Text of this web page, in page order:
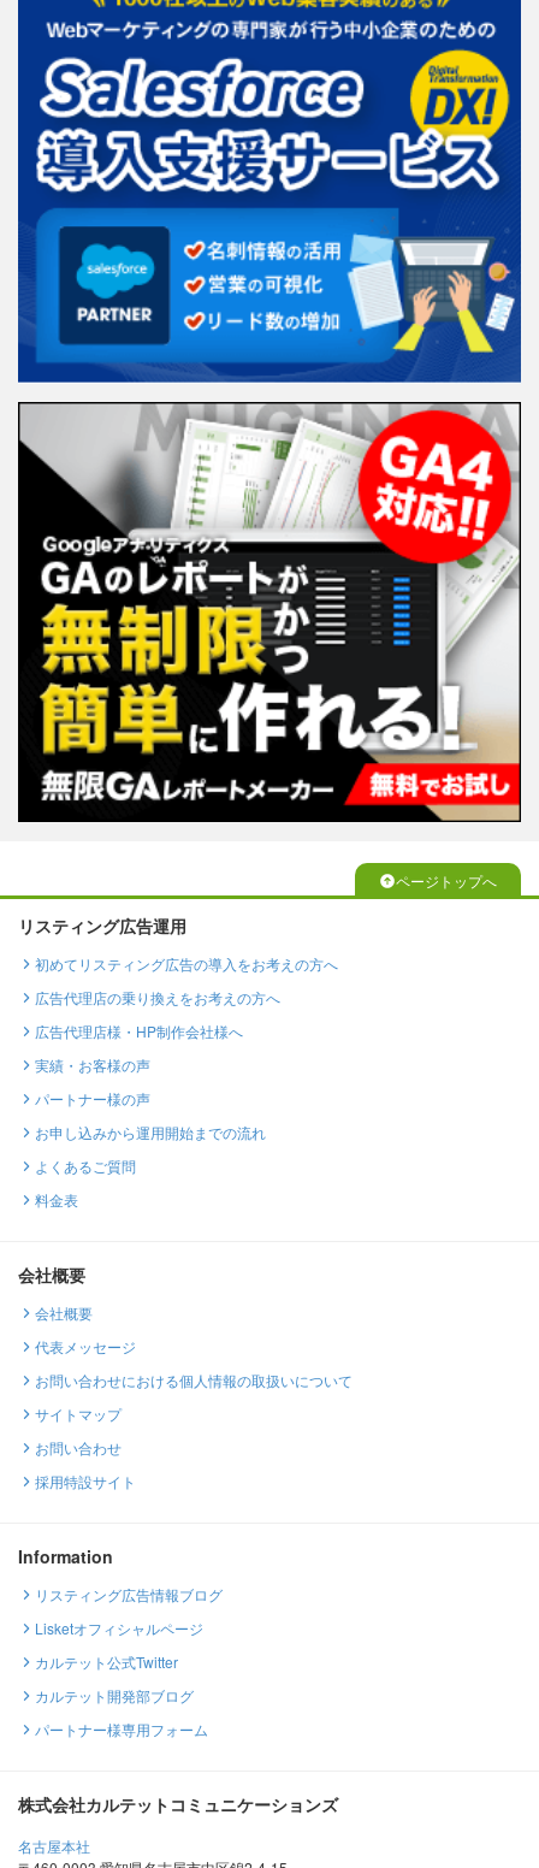
ページトップへ
リスティング広告運用
初めてリスティング広告の導入をお考えの方へ
広告代理店の乗り換えをお考えの方へ
広告代理店様・HP制作会社様へ
実績・お客様の声
パートナー様の声
お申し込みから運用開始までの流れ
よくあるご質問
料金表
会社概要
会社概要
代表メッセージ
お問い合わせにおける個人情報の取扱いについて
サイトマップ
お問い合わせ
採用特設サイト
Information
リスティング広告情報ブログ
Lisketオフィシャルページ
カルテット公式Twitter
カルテット開発部ブログ
パートナー様専用フォーム
株式会社カルテットコミュニケーションズ
名古屋本社